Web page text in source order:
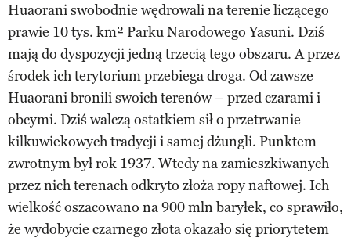
Huaorani swobodnie wędrowali na terenie liczącego
prawie 10 tys. km² Parku Narodowego Yasuni. Dziś
mają do dyspozycji jedną trzecią tego obszaru. A przez
środek ich terytorium przebiega droga. Od zawsze
Huaorani bronili swoich terenów – przed czarami i
obcymi. Dziś walczą ostatkiem sił o przetrwanie
kilkuwiekowych tradycji i samej dżungli. Punktem
zwrotnym był rok 1937. Wtedy na zamieszkiwanych
przez nich terenach odkryto złoża ropy naftowej. Ich
wielkość oszacowano na 900 mln baryłek, co sprawiło,
że wydobycie czarnego złota okazało się priorytetem